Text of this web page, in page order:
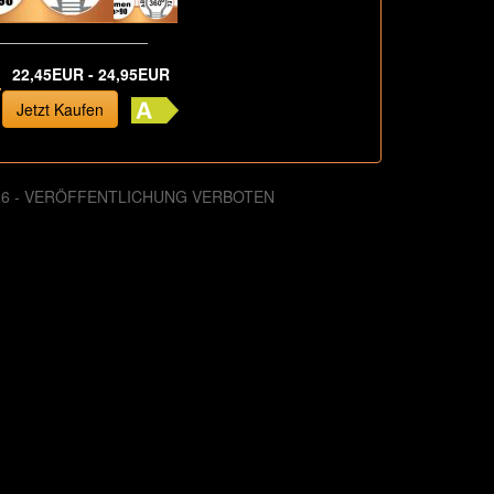
22,45EUR - 24,95EUR
Jetzt Kaufen
- VERÖFFENTLICHUNG VERBOTEN